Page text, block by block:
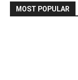
MOST POPULAR